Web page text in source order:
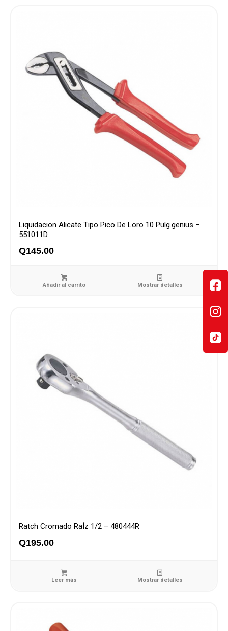
Liquidacion Alicate Tipo Pico De Loro 10 Pulg.genius –
551011D
Q145.00
Añadir al carrito Mostrar detalles
Ratch Cromado RaÍz 1/2 – 480444R
Q195.00
Leer más Mostrar detalles